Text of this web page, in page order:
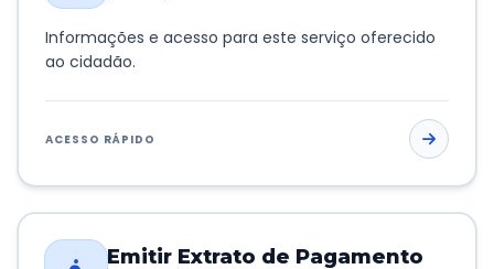
Informações e acesso para este serviço oferecido
ao cidadão.
ACESSO RÁPIDO
Emitir Extrato de Pagamento